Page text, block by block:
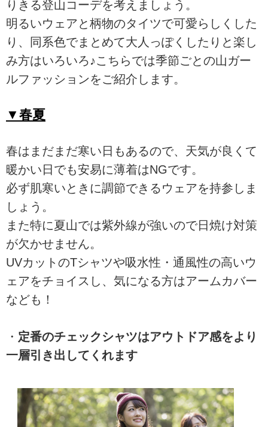
りきる登山コーデを考えましょう。
明るいウェアと柄物のタイツで可愛らしくした
り、同系色でまとめて大人っぽくしたりと楽し
み方はいろいろ♪こちらでは季節ごとの山ガー
ルファッションをご紹介します。
▼春夏
春はまだまだ寒い日もあるので、天気が良くて
暖かい日でも安易に薄着はNGです。
必ず肌寒いときに調節できるウェアを持参しま
しょう。
また特に夏山では紫外線が強いので日焼け対策
が欠かせません。
UVカットのTシャツや吸水性・通風性の高いウ
ェアをチョイスし、気になる方はアームカバー
なども！
・ 定番のチェックシャツはアウトドア感をより
一層引き出してくれます